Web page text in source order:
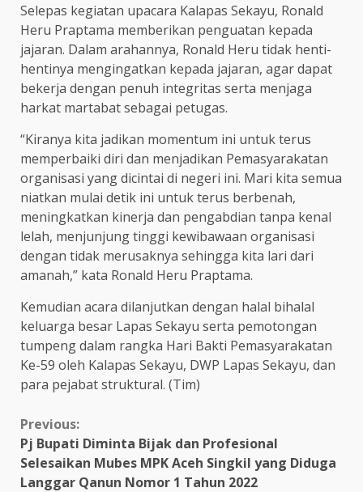
Selepas kegiatan upacara Kalapas Sekayu, Ronald
Heru Praptama memberikan penguatan kepada
jajaran. Dalam arahannya, Ronald Heru tidak henti-
hentinya mengingatkan kepada jajaran, agar dapat
bekerja dengan penuh integritas serta menjaga
harkat martabat sebagai petugas.
“Kiranya kita jadikan momentum ini untuk terus
memperbaiki diri dan menjadikan Pemasyarakatan
organisasi yang dicintai di negeri ini. Mari kita semua
niatkan mulai detik ini untuk terus berbenah,
meningkatkan kinerja dan pengabdian tanpa kenal
lelah, menjunjung tinggi kewibawaan organisasi
dengan tidak merusaknya sehingga kita lari dari
amanah,” kata Ronald Heru Praptama.
Kemudian acara dilanjutkan dengan halal bihalal
keluarga besar Lapas Sekayu serta pemotongan
tumpeng dalam rangka Hari Bakti Pemasyarakatan
Ke-59 oleh Kalapas Sekayu, DWP Lapas Sekayu, dan
para pejabat struktural. (Tim)
Continue
Reading
Previous:
Pj Bupati Diminta Bijak dan Profesional
Selesaikan Mubes MPK Aceh Singkil yang Diduga
Langgar Qanun Nomor 1 Tahun 2022